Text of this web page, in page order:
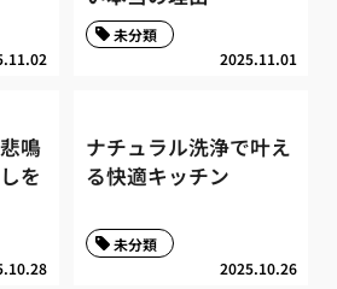
2025.11.01
未分類
鳴
を
ナチュラル洗浄で叶え
る快適キッチン
2025.10.26
未分類